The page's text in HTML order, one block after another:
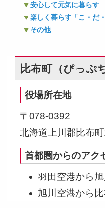
安心して元気に暮らす
楽しく暮らす「こ・だ
その他
比布町（ぴっぷ
役場所在地
〒078-0392
北海道上川郡比布
首都圏からのアク
羽田空港から
旭川空港から